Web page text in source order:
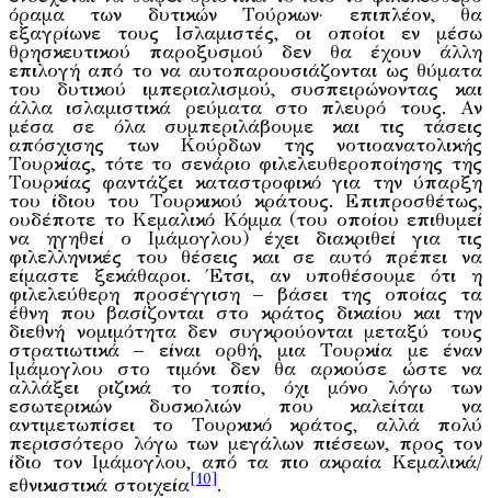
όραμα των δυτικών Τούρκων· επιπλέον, θα
εξαγρίωνε τους Ισλαμιστές, οι οποίοι εν μέσω
θρησκευτικού παροξυσμού δεν θα έχουν άλλη
επιλογή από το να αυτοπαρουσιάζονται ως θύματα
του δυτικού ιμπεριαλισμού, συσπειρώνοντας και
άλλα ισλαμιστικά ρεύματα στο πλευρό τους. Αν
μέσα σε όλα συμπεριλάβουμε και τις τάσεις
απόσχισης των Κούρδων της νοτιοανατολικής
Τουρκίας, τότε το σενάριο φιλελευθεροποίησης της
Τουρκίας φαντάζει καταστροφικό για την ύπαρξη
του ίδιου του Τουρκικού κράτους. Επιπροσθέτως,
ουδέποτε το Κεμαλικό Κόμμα (του οποίου επιθυμεί
να ηγηθεί ο Ιμάμογλου) έχει διακριθεί για τις
φιλελληνικές του θέσεις και σε αυτό πρέπει να
είμαστε ξεκάθαροι. Έτσι, αν υποθέσουμε ότι η
φιλελεύθερη προσέγγιση – βάσει της οποίας τα
έθνη που βασίζονται στο κράτος δικαίου και την
διεθνή νομιμότητα δεν συγκρούονται μεταξύ τους
στρατιωτικά – είναι ορθή, μια Τουρκία με έναν
Ιμάμογλου στο τιμόνι δεν θα αρκούσε ώστε να
αλλάξει ριζικά το τοπίο, όχι μόνο λόγω των
εσωτερικών δυσκολιών που καλείται να
αντιμετωπίσει το Τουρκικό κράτος, αλλά πολύ
περισσότερο λόγω των μεγάλων πιέσεων, προς τον
ίδιο τον Ιμάμογλου, από τα πιο ακραία Κεμαλικά/
εθνικιστικά στοιχεία[10].